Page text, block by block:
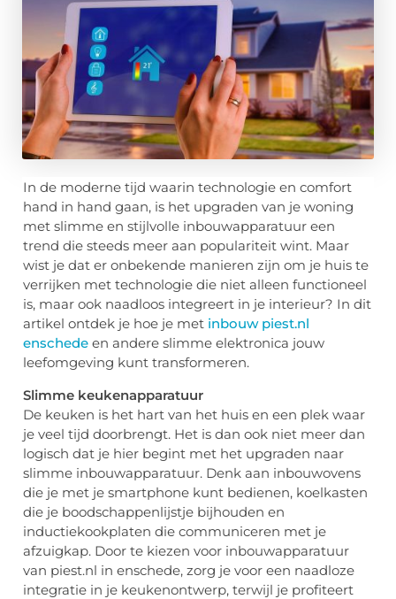
In de moderne tijd waarin technologie en comfort
hand in hand gaan, is het upgraden van je woning
met slimme en stijlvolle inbouwapparatuur een
trend die steeds meer aan populariteit wint. Maar
wist je dat er onbekende manieren zijn om je huis te
verrijken met technologie die niet alleen functioneel
is, maar ook naadloos integreert in je interieur? In dit
artikel ontdek je hoe je met inbouw piest.nl
enschede en andere slimme elektronica jouw
leefomgeving kunt transformeren.
Slimme keukenapparatuur
De keuken is het hart van het huis en een plek waar
je veel tijd doorbrengt. Het is dan ook niet meer dan
logisch dat je hier begint met het upgraden naar
slimme inbouwapparatuur. Denk aan inbouwovens
die je met je smartphone kunt bedienen, koelkasten
die je boodschappenlijstje bijhouden en
inductiekookplaten die communiceren met je
afzuigkap. Door te kiezen voor inbouwapparatuur
van piest.nl in enschede, zorg je voor een naadloze
integratie in je keukenontwerp, terwijl je profiteert